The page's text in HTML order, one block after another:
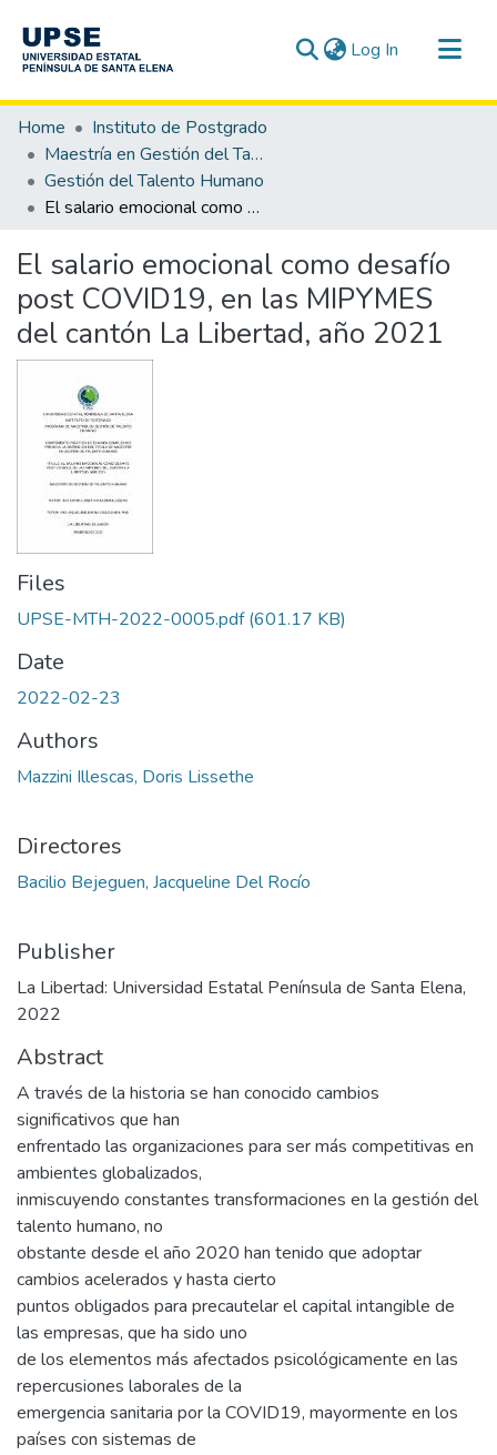
Log In (current)
Communities & Collections
All of DSpace
Statistics
Home
Instituto de Postgrado
Maestría en Gestión del Talento Humano
Gestión del Talento Humano
El salario emocional como desafío post COVID19, en las MIPYMES del cantón La Libertad, año 2021
El salario emocional como desafío
post COVID19, en las MIPYMES
del cantón La Libertad, año 2021
Files
UPSE-MTH-2022-0005.pdf(601.17 KB)
Date
2022-02-23
Authors
Mazzini Illescas, Doris Lissethe
Directores
Bacilio Bejeguen, Jacqueline Del Rocío
Publisher
La Libertad: Universidad Estatal Península de Santa Elena,
2022
Abstract
A través de la historia se han conocido cambios
significativos que han
enfrentado las organizaciones para ser más competitivas en
ambientes globalizados,
inmiscuyendo constantes transformaciones en la gestión del
talento humano, no
obstante desde el año 2020 han tenido que adoptar
cambios acelerados y hasta cierto
puntos obligados para precautelar el capital intangible de
las empresas, que ha sido uno
de los elementos más afectados psicológicamente en las
repercusiones laborales de la
emergencia sanitaria por la COVID19, mayormente en los
países con sistemas de